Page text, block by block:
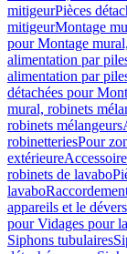
mitigeurPièces
mitigeurMontage
pour Montage
alimentation par
alimentation par
détachées pour
mural, robinets
robinets mélangeurs
robinetteriesPour
extérieure
robinets de lavabo
lavabo
appareils et le
pour Vidages pour
Siphons tubulaires